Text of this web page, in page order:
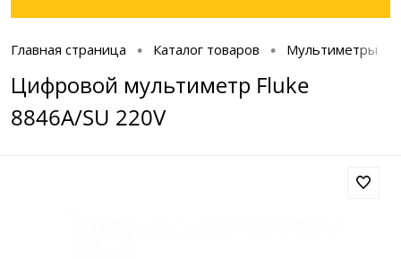
Главная страница • Каталог товаров • Мультиметры
Цифровой мультиметр Fluke
8846A/SU 220V